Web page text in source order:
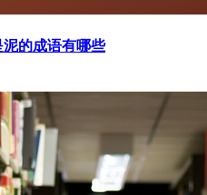
的成语有哪些